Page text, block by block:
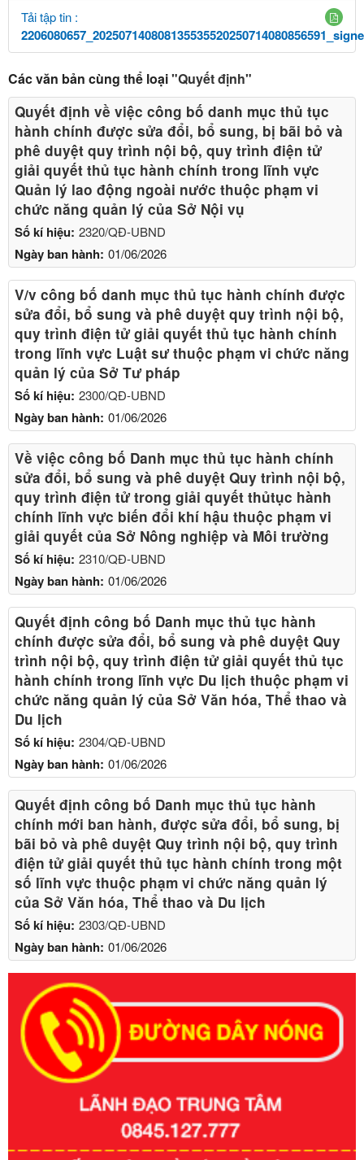
Tải tập tin :
Các văn bản cùng thể loại"Quyết định"
Số kí hiệu: 2320/QĐ-UBND
Ngày ban hành: 01/06/2026
Quyết định về việc công bố danh mục thủ tục
hành chính được sửa đổi, bổ sung, bị bãi bỏ và
phê duyệt quy trình nội bộ, quy trình điện tử
giải quyết thủ tục hành chính trong lĩnh vực
Quản lý lao động ngoài nước thuộc phạm vi
chức năng quản lý của Sở Nội vụ
Số kí hiệu: 2300/QĐ-UBND
Ngày ban hành: 01/06/2026
V/v công bố danh mục thủ tục hành chính được
sửa đổi, bổ sung và phê duyệt quy trình nội bộ,
quy trình điện tử giải quyết thủ tục hành chính
trong lĩnh vực Luật sư thuộc phạm vi chức năng
quản lý của Sở Tư pháp
Số kí hiệu: 2310/QĐ-UBND
Ngày ban hành: 01/06/2026
Về việc công bố Danh mục thủ tục hành chính
sửa đổi, bổ sung và phê duyệt Quy trình nội bộ,
quy trình điện tử trong giải quyết thủtục hành
chính lĩnh vực biến đổi khí hậu thuộc phạm vi
giải quyết của Sở Nông nghiệp và Môi trường
Số kí hiệu: 2304/QĐ-UBND
Ngày ban hành: 01/06/2026
Quyết định công bố Danh mục thủ tục hành
chính được sửa đổi, bổ sung và phê duyệt Quy
trình nội bộ, quy trình điện tử giải quyết thủ tục
hành chính trong lĩnh vực Du lịch thuộc phạm vi
chức năng quản lý của Sở Văn hóa, Thể thao và
Du lịch
Số kí hiệu: 2303/QĐ-UBND
Ngày ban hành: 01/06/2026
Quyết định công bố Danh mục thủ tục hành
chính mới ban hành, được sửa đổi, bổ sung, bị
bãi bỏ và phê duyệt Quy trình nội bộ, quy trình
điện tử giải quyết thủ tục hành chính trong một
số lĩnh vực thuộc phạm vi chức năng quản lý
của Sở Văn hóa, Thể thao và Du lịch